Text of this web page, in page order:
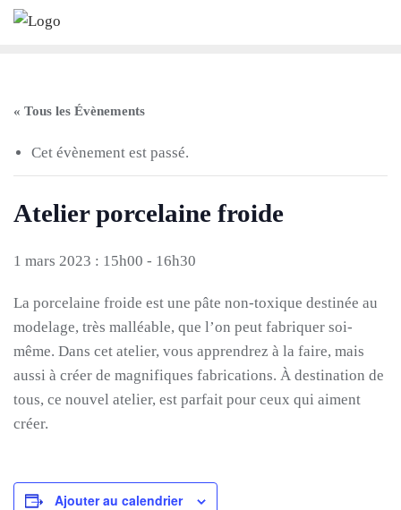
Skip
« Tous les Évènements
Cet évènement est passé.
Atelier porcelaine froide
1 mars 2023 : 15h00 - 16h30
La porcelaine froide est une pâte non-toxique destinée au
modelage, très malléable, que l’on peut fabriquer soi-
même. Dans cet atelier, vous apprendrez à la faire, mais
aussi à créer de magnifiques fabrications. À destination de
tous, ce nouvel atelier, est parfait pour ceux qui aiment
créer.
Ajouter au calendrier